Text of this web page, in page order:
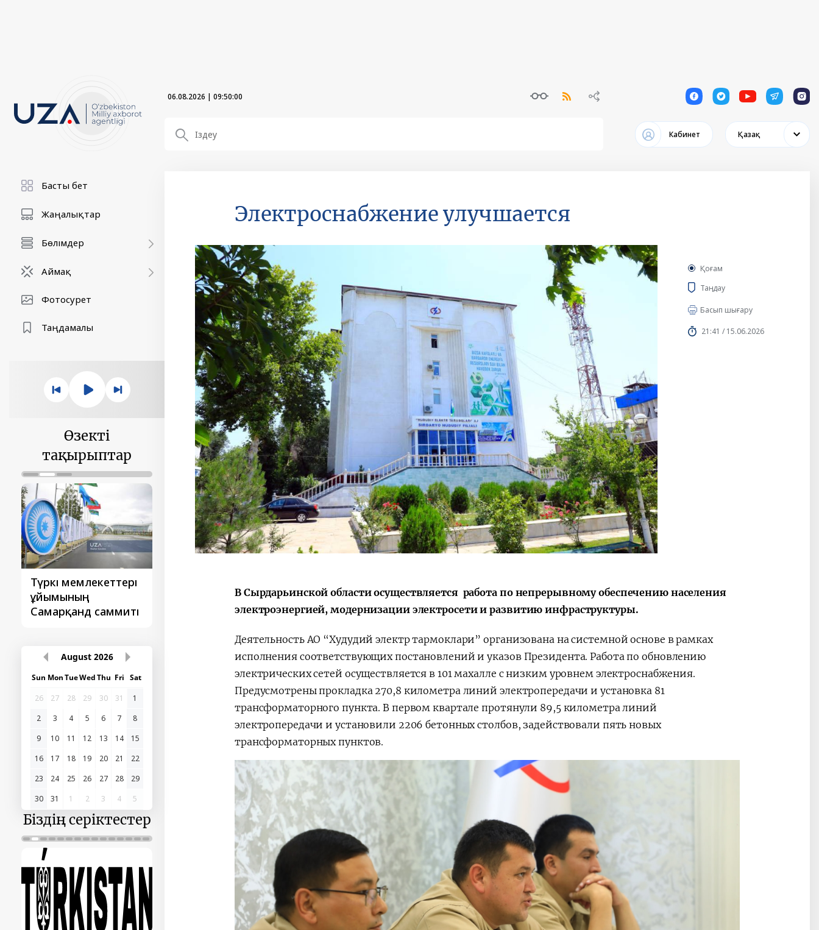
06.08.2026 | 09:50:02 1 1 1 1 1
Кабинет Қазақ
Басты бет
Жаңалықтар
Бөлімдер
Аймақ
Фотосурет
Таңдамалы
Өзекті
тақырыптар
Түркі мемлекеттері
ұйымының
Самарқанд саммиті
Қытай’ бірінші
August 2026
Sun MonTueWedThu Fri Sat
26
27 28 29 30 31
1
2
3 4 5 6 7
8
9
10 11 12 13 14
15
16
17 18 19 20 21
22
23
24 25 26 27 28
29
30
31 1 2 3 4 5
Біздің серіктестер
Электроснабжение улучшается
Қоғам
Таңдау
Басып шығару
21:41 / 15.06.2026
В Сырдарьинской области осуществляется работа по непрерывному обеспечению населения
электроэнергией, модернизации электросети и развитию инфраструктуры.
Деятельность АО “Худудий электр тармоклари” организована на системной основе в рамках
исполнения соответствующих постановлений и указов Президента. Работа по обновлению
электрических сетей осуществляется в 101 махалле с низким уровнем электроснабжения.
Предусмотрены прокладка 270,8 километра линий электропередачи и установка 81
трансформаторного пункта. В первом квартале протянули 89,5 километра линий
электропередачи и установили 2206 бетонных столбов, задействовали пять новых
трансформаторных пунктов.